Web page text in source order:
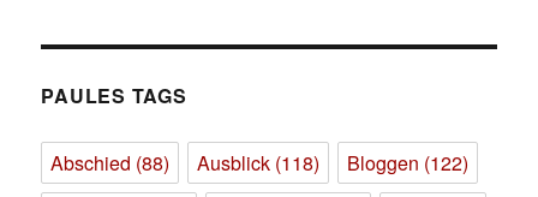
PAULES TAGS
Abschied (88) Ausblick (118) Bloggen (122)